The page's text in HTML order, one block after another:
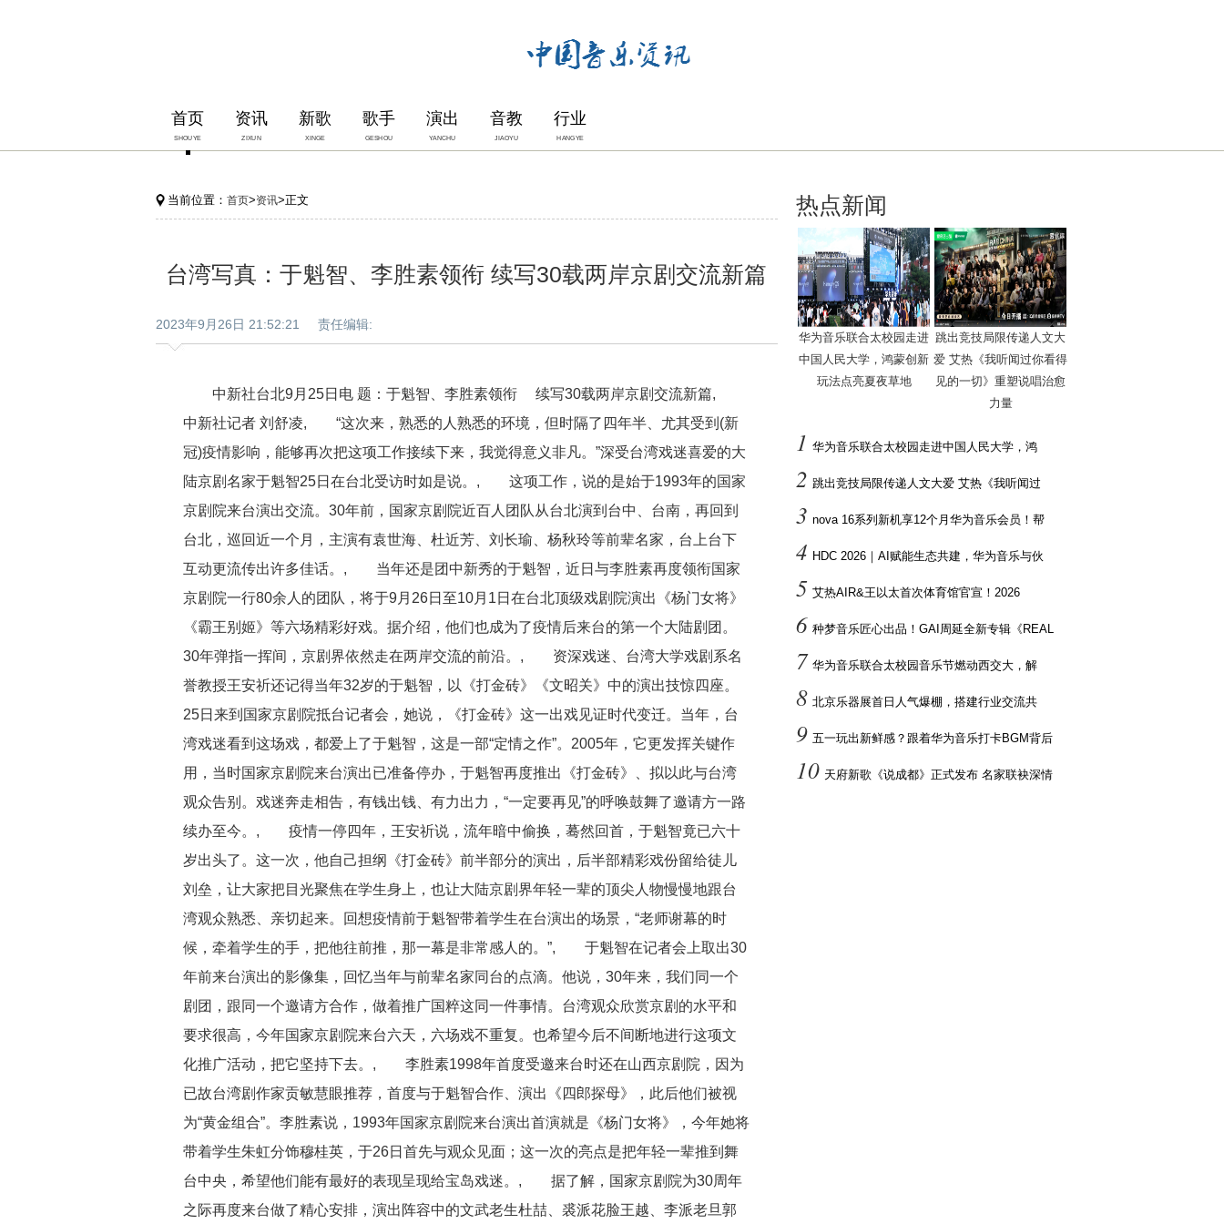
首页
SHOUYE
资讯
ZIXUN
新歌
XINGE
歌手
GESHOU
演出
YANCHU
音教
JIAOYU
行业
HANGYE
当前位置： 首页>资讯>正文
台湾写真：于魁智、李胜素领衔 续写30载两岸京剧交流新篇
2023年9月26日 21:52:21 责任编辑:
中新社台北9月25日电 题：于魁智、李胜素领衔 续写30载两岸京剧交流新篇,
中新社记者 刘舒凌, “这次来，熟悉的人熟悉的环境，但时隔了四年半、尤其受到(新
冠)疫情影响，能够再次把这项工作接续下来，我觉得意义非凡。”深受台湾戏迷喜爱的大
陆京剧名家于魁智25日在台北受访时如是说。, 这项工作，说的是始于1993年的国家
京剧院来台演出交流。30年前，国家京剧院近百人团队从台北演到台中、台南，再回到
台北，巡回近一个月，主演有袁世海、杜近芳、刘长瑜、杨秋玲等前辈名家，台上台下
互动更流传出许多佳话。, 当年还是团中新秀的于魁智，近日与李胜素再度领衔国家
京剧院一行80余人的团队，将于9月26日至10月1日在台北顶级戏剧院演出《杨门女将》
《霸王别姬》等六场精彩好戏。据介绍，他们也成为了疫情后来台的第一个大陆剧团。
30年弹指一挥间，京剧界依然走在两岸交流的前沿。, 资深戏迷、台湾大学戏剧系名
誉教授王安祈还记得当年32岁的于魁智，以《打金砖》《文昭关》中的演出技惊四座。
25日来到国家京剧院抵台记者会，她说，《打金砖》这一出戏见证时代变迁。当年，台
湾戏迷看到这场戏，都爱上了于魁智，这是一部“定情之作”。2005年，它更发挥关键作
用，当时国家京剧院来台演出已准备停办，于魁智再度推出《打金砖》、拟以此与台湾
观众告别。戏迷奔走相告，有钱出钱、有力出力，“一定要再见”的呼唤鼓舞了邀请方一路
续办至今。, 疫情一停四年，王安祈说，流年暗中偷换，蓦然回首，于魁智竟已六十
岁出头了。这一次，他自己担纲《打金砖》前半部分的演出，后半部精彩戏份留给徒儿
刘垒，让大家把目光聚焦在学生身上，也让大陆京剧界年轻一辈的顶尖人物慢慢地跟台
湾观众熟悉、亲切起来。回想疫情前于魁智带着学生在台演出的场景，“老师谢幕的时
候，牵着学生的手，把他往前推，那一幕是非常感人的。”, 于魁智在记者会上取出30
年前来台演出的影像集，回忆当年与前辈名家同台的点滴。他说，30年来，我们同一个
剧团，跟同一个邀请方合作，做着推广国粹这同一件事情。台湾观众欣赏京剧的水平和
要求很高，今年国家京剧院来台六天，六场戏不重复。也希望今后不间断地进行这项文
化推广活动，把它坚持下去。, 李胜素1998年首度受邀来台时还在山西京剧院，因为
已故台湾剧作家贡敏慧眼推荐，首度与于魁智合作、演出《四郎探母》，此后他们被视
为“黄金组合”。李胜素说，1993年国家京剧院来台演出首演就是《杨门女将》，今年她将
带着学生朱虹分饰穆桂英，于26日首先与观众见面；这一次的亮点是把年轻一辈推到舞
台中央，希望他们能有最好的表现呈现给宝岛戏迷。, 据了解，国家京剧院为30周年
之际再度来台做了精心安排，演出阵容中的文武老生杜喆、裘派花脸王越、李派老旦郭
热点新闻
华为音乐联合太校园走进
中国人民大学，鸿蒙创新
玩法点亮夏夜草地
跳出竞技局限传递人文大
爱 艾热《我听闻过你看得
见的一切》重塑说唱治愈
力量
1 华为音乐联合太校园走进中国人民大学，鸿
2 跳出竞技局限传递人文大爱 艾热《我听闻过
3 nova 16系列新机享12个月华为音乐会员！帮
4 HDC 2026｜AI赋能生态共建，华为音乐与伙
5 艾热AIR&王以太首次体育馆官宣！2026
6 种梦音乐匠心出品！GAI周延全新专辑《REAL
7 华为音乐联合太校园音乐节燃动西交大，解
8 北京乐器展首日人气爆棚，搭建行业交流共
9 五一玩出新鲜感？跟着华为音乐打卡BGM背后
10 天府新歌《说成都》正式发布 名家联袂深情